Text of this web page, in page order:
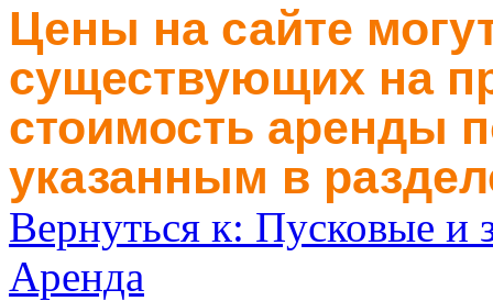
Цены на сайте
существующих на
стоимость аренды
указанным в
Вернуться к: Пусковые и
Аренда